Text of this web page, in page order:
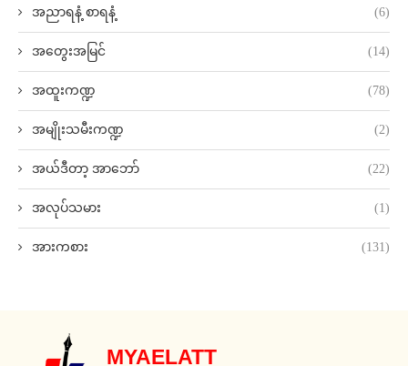
အညာရနံ့ စာရနံ့ (6)
အတွေးအမြင် (14)
အထူးကဏ္ဍ (78)
အမျိုးသမီးကဏ္ဍ (2)
အယ်ဒီတာ့ အာဘော် (22)
အလုပ်သမား (1)
အားကစား (131)
MYAELATT